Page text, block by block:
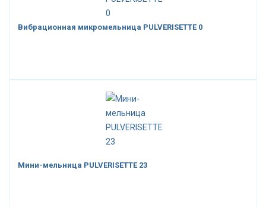
Вибрационная микромельница PULVERISETTE 0
Мини-мельница PULVERISETTE 23